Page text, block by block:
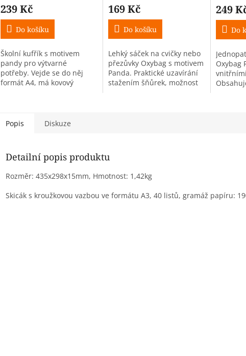
239 Kč
Do košíku
Školní kufřík s motivem
pandy pro výtvarné
potřeby. Vejde se do něj
formát A4, má kovový
169 Kč
Do košíku
Lehký sáček na cvičky nebo
přezůvky Oxybag s motivem
Panda. Praktické uzavírání
stažením šňůrek, možnost
249
Do
Oxybag
Popis Diskuze
Detailní popis produktu
Rozměr: 435x298x15mm, Hmotnost: 1,42kg
Skicák s kroužkovou vazbou ve formátu A3, 40 listů, gramáž papíru: